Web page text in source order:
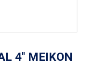
4'' MEIKON